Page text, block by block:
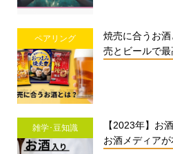
ペアリング
焼売に合うお
売とビールで最
雑学･豆知識
【2023年】お
お酒メディアが